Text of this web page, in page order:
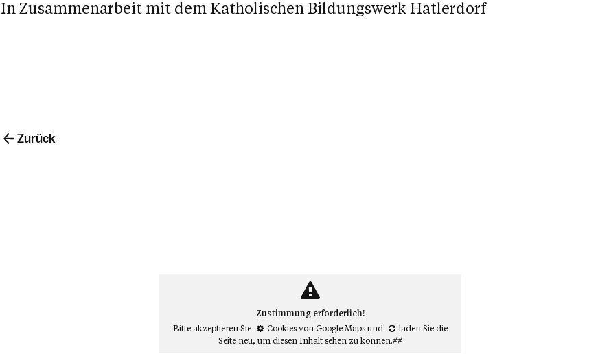
In Zusammenarbeit mit dem Katholischen Bildungswerk Hatlerdorf
Zurück
Zustimmung erforderlich!
Bitte akzeptieren Sie
Cookies von Google Mapsund
laden Sie die
Seite neu, um diesen Inhalt sehen zu können.##